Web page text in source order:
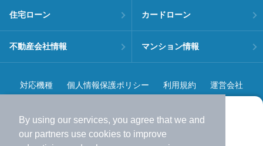
By using our services, you agree that we and
our partners use cookies to improve
より使いやすくなった
アプリで物件探ししませんか？
住宅ローン カードローン
不動産会社情報 マンション情報
対応機種 個人情報保護ポリシー 利用規約 運営会社